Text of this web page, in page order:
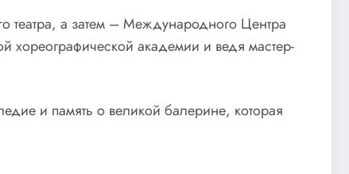
театра, а затем – Международного Центра
хореографической академии и ведя мастер-
и память о великой балерине, которая